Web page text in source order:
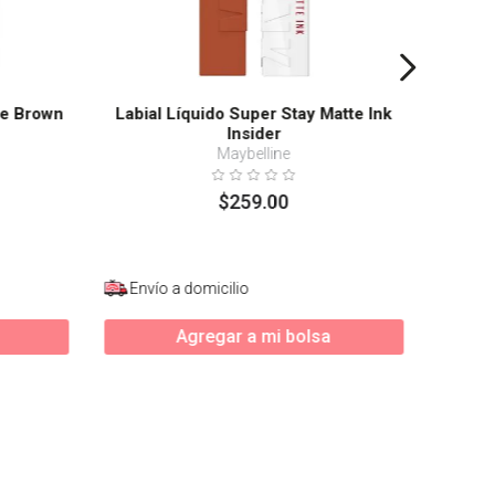
Brown
Labial Líquido Super Stay Matte Ink
Insider
Maybelline
$259.00
Envío a domicilio
Agregar a mi bolsa